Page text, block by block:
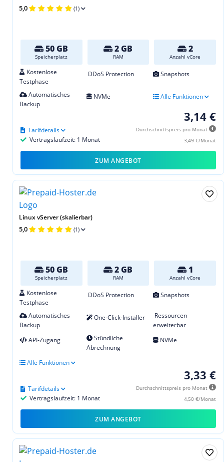
5,0 (1)
50 GB
Speicherplatz
2 GB
RAM
2
Anzahl vCore
Kostenlose
Testphase
DDoS Protection Snapshots
Automatisches
Backup
NVMe Alle Funktionen
3,14 €
Durchschnittspreis pro Monat
3,49 €/Monat
Vertragslaufzeit: 1 Monat
Tarifdetails
ZUM ANGEBOT
Linux vServer (skalierbar)
5,0 (1)
50 GB
Speicherplatz
2 GB
RAM
1
Anzahl vCore
Kostenlose
Testphase
DDoS Protection Snapshots
Automatisches
Backup
One-Click-Installer
Ressourcen
erweiterbar
API-Zugang
Stündliche
Abrechnung
NVMe
Alle Funktionen
3,33 €
Durchschnittspreis pro Monat
4,50 €/Monat
Vertragslaufzeit: 1 Monat
Tarifdetails
ZUM ANGEBOT